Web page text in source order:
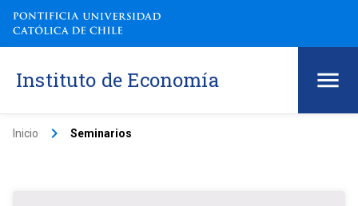
Instituto de Economía
Inicio keyboard_arrow_right Seminarios